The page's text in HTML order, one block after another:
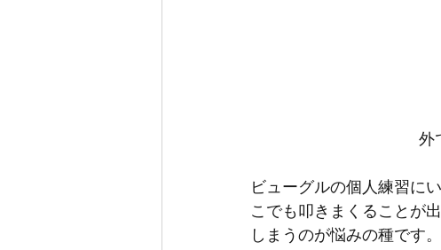
外
ビューグルの個人練習に
こでも叩きまくることが
しまうのが悩みの種です。